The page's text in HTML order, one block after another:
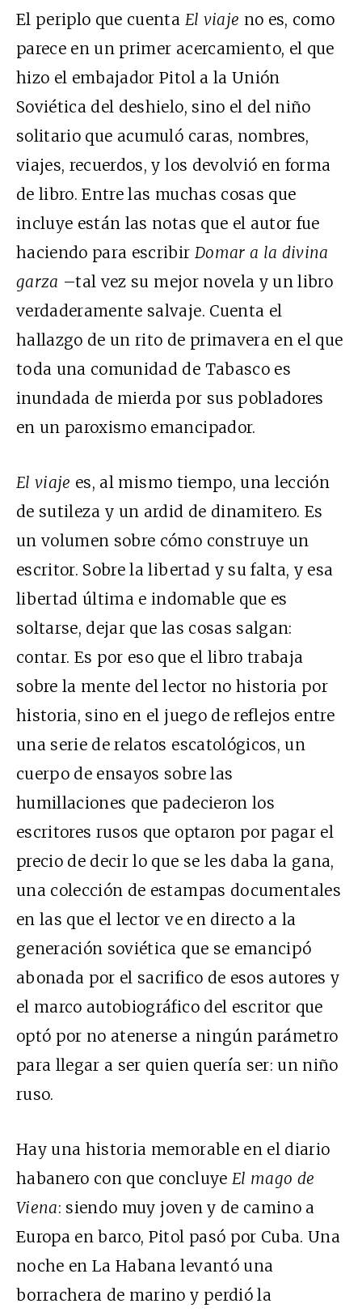
El periplo que cuenta El viaje no es, como
parece en un primer acercamiento, el que
hizo el embajador Pitol a la Unión
Soviética del deshielo, sino el del niño
solitario que acumuló caras, nombres,
viajes, recuerdos, y los devolvió en forma
de libro. Entre las muchas cosas que
incluye están las notas que el autor fue
haciendo para escribir Domar a la divina
garza –tal vez su mejor novela y un libro
verdaderamente salvaje. Cuenta el
hallazgo de un rito de primavera en el que
toda una comunidad de Tabasco es
inundada de mierda por sus pobladores
en un paroxismo emancipador.
El viaje es, al mismo tiempo, una lección
de sutileza y un ardid de dinamitero. Es
un volumen sobre cómo construye un
escritor. Sobre la libertad y su falta, y esa
libertad última e indomable que es
soltarse, dejar que las cosas salgan:
contar. Es por eso que el libro trabaja
sobre la mente del lector no historia por
historia, sino en el juego de reflejos entre
una serie de relatos escatológicos, un
cuerpo de ensayos sobre las
humillaciones que padecieron los
escritores rusos que optaron por pagar el
precio de decir lo que se les daba la gana,
una colección de estampas documentales
en las que el lector ve en directo a la
generación soviética que se emancipó
abonada por el sacrifico de esos autores y
el marco autobiográfico del escritor que
optó por no atenerse a ningún parámetro
para llegar a ser quien quería ser: un niño
ruso.
Hay una historia memorable en el diario
habanero con que concluye El mago de
Viena: siendo muy joven y de camino a
Europa en barco, Pitol pasó por Cuba. Una
noche en La Habana levantó una
borrachera de marino y perdió la